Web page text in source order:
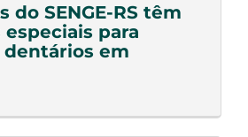
do SENGE-RS têm
para
em